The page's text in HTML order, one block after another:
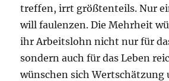
treffen, irrt größtenteils. Nur
will faulenzen. Die Mehrheit
ihr Arbeitslohn nicht nur für
sondern auch für das Leben
wünschen sich Wertschätzung